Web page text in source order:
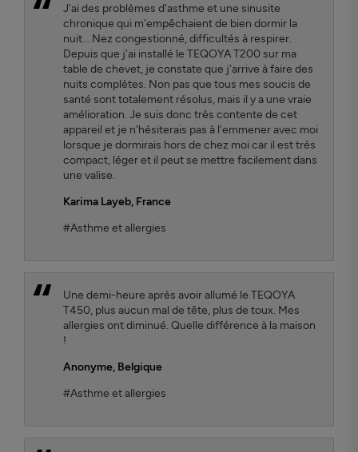
J'ai des problèmes d'asthme et une sinusite
chronique qui m'empêchaient de bien dormir la
nuit... Nez congestionné, difficultés à respirer.
Depuis que j'ai installé le TEQOYA T200 sur ma
table de chevet, je constate que j'arrive à faire des
nuits complètes. Non pas que tous mes soucis de
santé sont totalement résolus, mais il y a une vraie
amélioration. Je suis donc très contente de cet
appareil et je n'hésiterais pas à l'emmener avec moi
lorsque je dormirais hors de chez moi car il est très
compact, léger et il peut se mettre facilement dans
une valise.
Karima Layeb, France
#Asthme et allergies
Une demi-heure après avoir allumé le TEQOYA
T450, plus aucun mal de tête, plus de toux. Mes
allergies ont diminué. Quelle différence à la maison
!
Anonyme, Belgique
#Asthme et allergies